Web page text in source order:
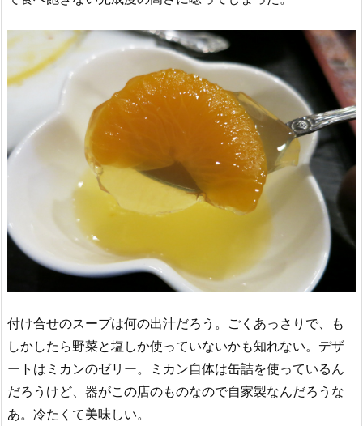
付け合せのスープは何の出汁だろう。ごくあっさりで、も
しかしたら野菜と塩しか使っていないかも知れない。デザ
ートはミカンのゼリー。ミカン自体は缶詰を使っているん
だろうけど、器がこの店のものなので自家製なんだろうな
あ。冷たくて美味しい。